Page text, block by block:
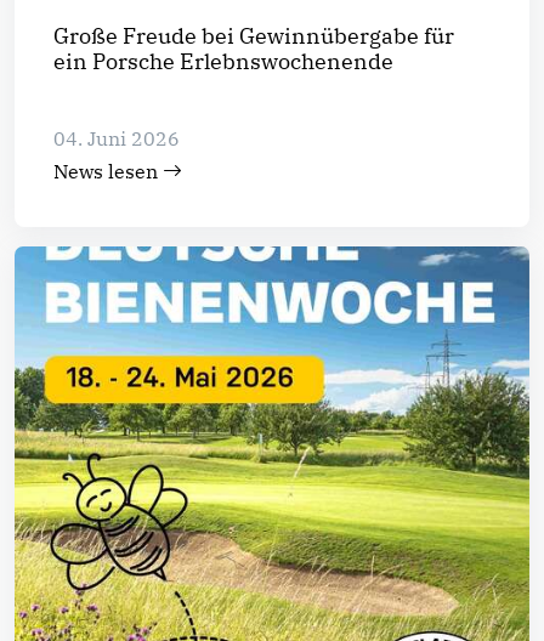
Große Freude bei Gewinnübergabe für
ein Porsche Erlebnswochenende
04. Juni 2026
News lesen